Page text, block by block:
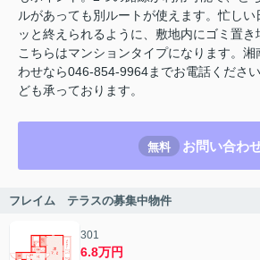
ルがあっても別ルートが使えます。忙しい
ッと終えられるように、敷地内にゴミ置き
こちらはマンションタイプになります。
わせなら046-854-9964までお電話くださ
ども承っております。
無料 お問い合わ
フレイム テラスの募集中物件
301
6.8万円